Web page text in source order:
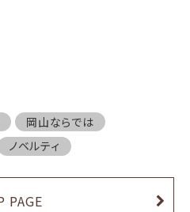
岡山ならでは
ノベルティ
PAGE